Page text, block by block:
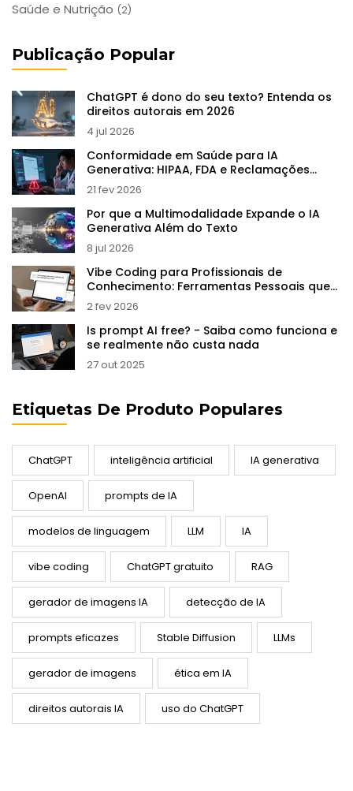
Saúde e Nutrição (2)
Publicação Popular
ChatGPT é dono do seu texto? Entenda os
direitos autorais em 2026
4 jul 2026
Conformidade em Saúde para IA
Generativa: HIPAA, FDA e Reclamações
Clínicas
21 fev 2026
Por que a Multimodalidade Expande o IA
Generativa Além do Texto
8 jul 2026
Vibe Coding para Profissionais de
Conhecimento: Ferramentas Pessoais que
Economizam Horas por Semana
2 fev 2026
Is prompt AI free? - Saiba como funciona e
se realmente não custa nada
27 out 2025
Etiquetas De Produto Populares
ChatGPT inteligência artificial IA generativa
OpenAI prompts de IA
modelos de linguagem LLM IA
vibe coding ChatGPT gratuito RAG
gerador de imagens IA detecção de IA
prompts eficazes Stable Diffusion LLMs
gerador de imagens ética em IA
direitos autorais IA uso do ChatGPT